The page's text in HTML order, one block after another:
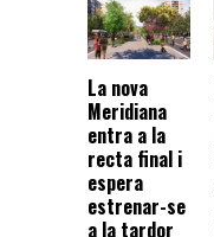
La nova
Meridiana
entra a la
recta final i
espera
estrenar-se
a la tardor